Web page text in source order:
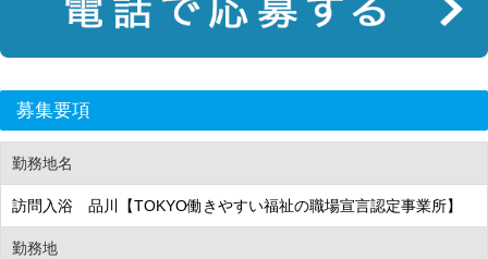
募集要項
勤務地名
訪問入浴 品川【TOKYO働きやすい福祉の職場宣言認定事業所】
勤務地